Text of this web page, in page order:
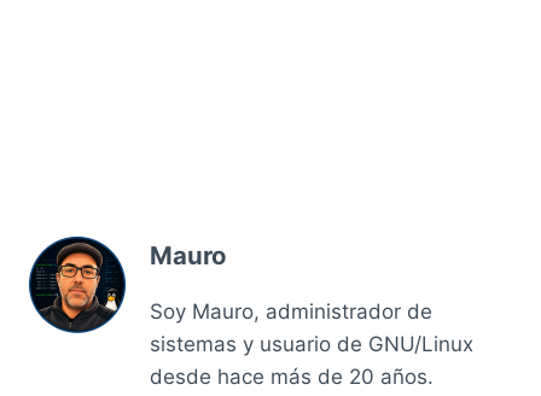
Mauro
Soy Mauro, administrador de
sistemas y usuario de GNU/Linux
desde hace más de 20 años.